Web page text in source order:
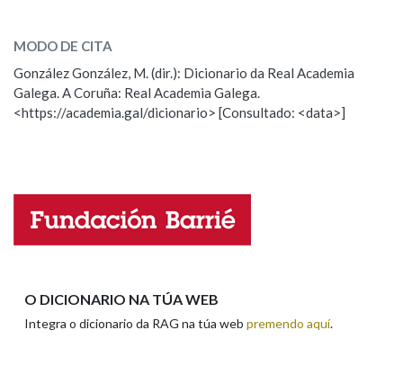
OUTRAS OPCIÓNS DE BUSCA
Pertence a
ESCOLLE UNHA OPCIÓN:
Observación Hai un erro na palabra
Propoño mellorar a definición
Nome
MODO DE CITA
González González, M. (dir.): Dicionario da Real Academia
Galega. A Coruña: Real Academia Galega.
<https://academia.gal/dicionario> [Consultado: <data>]
O DICIONARIO NA TÚA WEB
Integra o dicionario da RAG na túa web premendo aquí.